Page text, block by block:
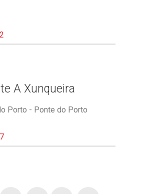
A Xunqueira
Porto - Ponte do Porto